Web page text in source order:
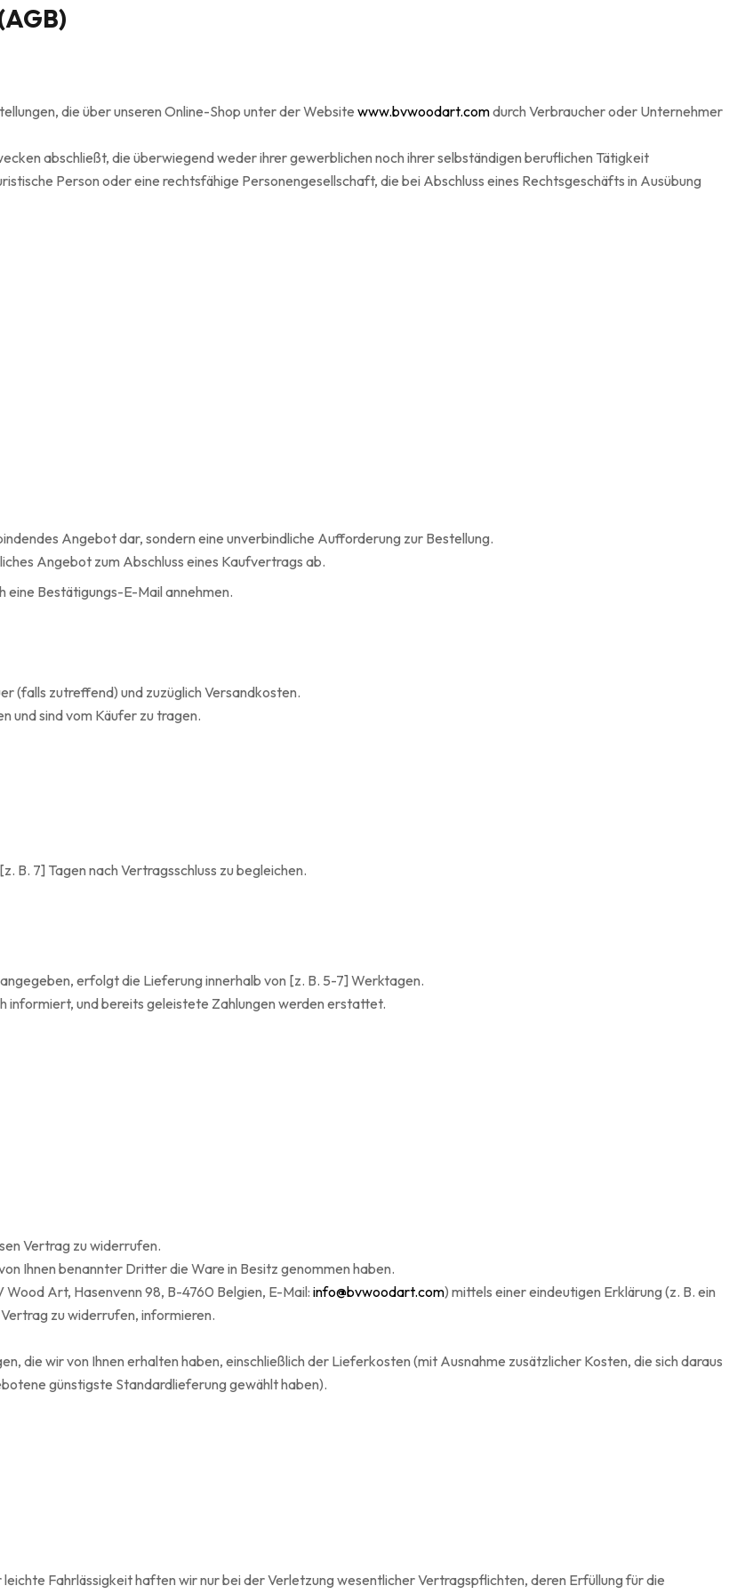
die über unseren Online-Shop unter der Website www.bvwoodart.comdurch Verbraucher oder Unternehmer
abschließt, die überwiegend weder ihrer gewerblichen noch ihrer selbständigen beruflichen Tätigkeit
Person oder eine rechtsfähige Personengesellschaft, die bei Abschluss eines Rechtsgeschäfts in Ausübung
Angebot dar, sondern eine unverbindliche Aufforderung zur Bestellung.
Angebot zum Abschluss eines Kaufvertrags ab.
Bestätigungs-E-Mail annehmen.
(falls zutreffend) und zuzüglich Versandkosten.
und sind vom Käufer zu tragen.
B. 7] Tagen nach Vertragsschluss zu begleichen.
erfolgt die Lieferung innerhalb von [z. B. 5-7] Werktagen.
informiert, und bereits geleistete Zahlungen werden erstattet.
Vertrag zu widerrufen.
Ihnen benannter Dritter die Ware in Besitz genommen haben.
Wood Art, Hasenvenn 98, B-4760 Belgien, E-Mail: info@bvwoodart.com) mittels einer eindeutigen Erklärung (z. B. ein
zu widerrufen, informieren.
die wir von Ihnen erhalten haben, einschließlich der Lieferkosten (mit Ausnahme zusätzlicher Kosten, die sich daraus
günstigste Standardlieferung gewählt haben).
Fahrlässigkeit haften wir nur bei der Verletzung wesentlicher Vertragspflichten, deren Erfüllung für die